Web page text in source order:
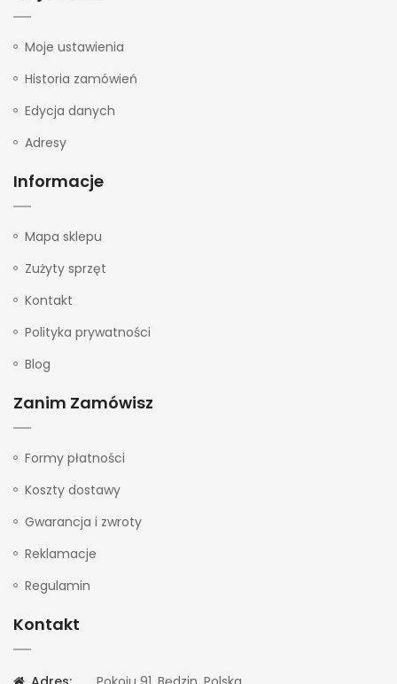
Moje ustawienia
Historia zamówień
Edycja danych
Adresy
Informacje
Mapa sklepu
Zużyty sprzęt
Kontakt
Polityka prywatności
Blog
Zanim Zamówisz
Formy płatności
Koszty dostawy
Gwarancja i zwroty
Reklamacje
Regulamin
Kontakt